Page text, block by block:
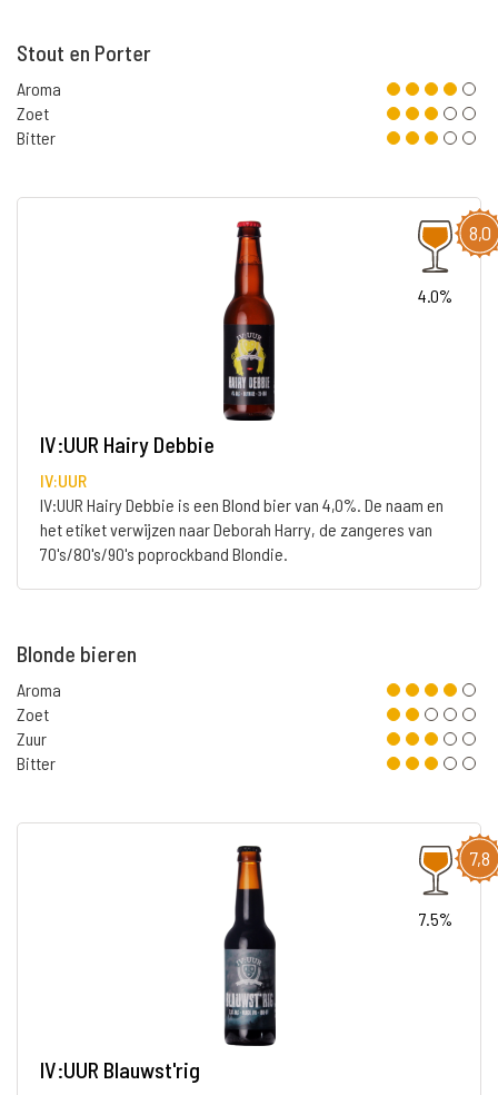
Stout en Porter
Aroma
Zoet
Bitter
8,0
4.0%
IV:UUR Hairy Debbie
IV:UUR
IV:UUR Hairy Debbie is een Blond bier van 4,0%. De naam en
het etiket verwijzen naar Deborah Harry, de zangeres van
70's/80's/90's poprockband Blondie.
Blonde bieren
Aroma
Zoet
Zuur
Bitter
7,8
7.5%
IV:UUR Blauwst'rig